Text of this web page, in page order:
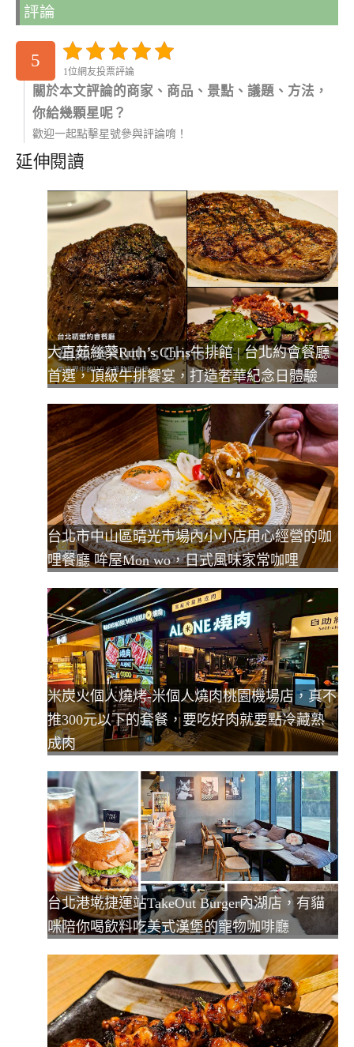
評論
5
1位網友投票評論
關於本文評論的商家、商品、景點、議題、方法，
你給幾顆星呢？
歡迎一起點擊星號參與評論唷！
延伸閱讀
大直茹絲葵Ruth’s Chris牛排館 | 台北約會餐廳
首選，頂級牛排饗宴，打造奢華紀念日體驗
台北市中山區晴光市場內小小店用心經營的咖
哩餐廳 哞屋Mon wo，日式風味家常咖哩
米炭火個人燒烤-米個人燒肉桃園機場店，真不
推300元以下的套餐，要吃好肉就要點冷藏熟
成肉
台北港墘捷運站TakeOut Burger內湖店，有貓
咪陪你喝飲料吃美式漢堡的寵物咖啡廳